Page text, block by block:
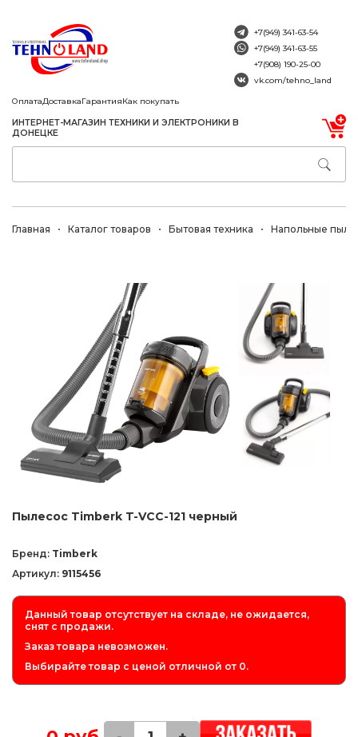
ОплатаДоставкаГарантияКак покупать
ИНТЕРНЕТ-МАГАЗИН ТЕХНИКИ И ЭЛЕКТРОНИКИ В
ДОНЕЦКЕ
+7(949) 341-63-54
+7(949) 341-63-55
+7(908) 190-25-00
vk.com/tehno_land
Главная Каталог товаров Бытовая техника Напольные
Пылесос Timberk T-VCC-121 черный
Бренд: Timberk
Артикул: 9115456
Данный товар отсутствует на складе, не ожидается,
снят с продажи.
Заказ товара невозможен.
Выбирайте товар с ценой отличной от 0.